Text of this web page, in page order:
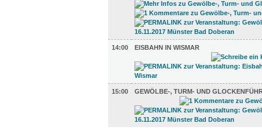
14:00 EISBAHN IN WISMAR
15:00 GEWÖLBE-, TURM- UND